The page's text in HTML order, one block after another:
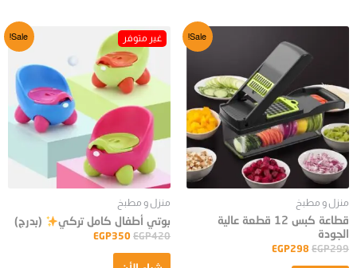
Sale!
منزل و مطبخ
قطاعة كبس 12 قطعة عالية
الجودة
EGP299
EGP298
Sale!
منزل و مطبخ
بوتي أطفال كامل تركي (بدرج)
EGP420
EGP350